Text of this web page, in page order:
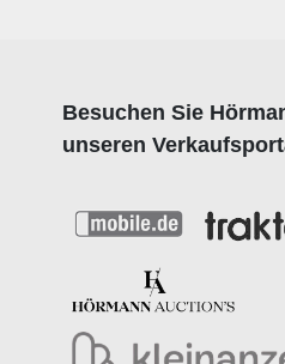
Besuchen Sie
unseren